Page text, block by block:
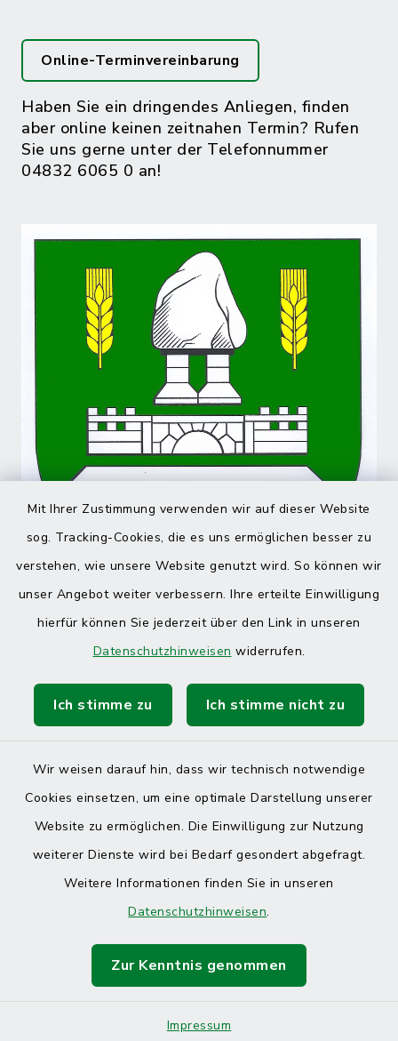
Mit Ihrer Zustimmung verwenden wir auf dieser Website
sog. Tracking-Cookies, die es uns ermöglichen besser zu
verstehen, wie unsere Website genutzt wird. So können wir
unser Angebot weiter verbessern. Ihre erteilte Einwilligung
hierfür können Sie jederzeit über den Link in unseren
Datenschutzhinweisen widerrufen.
Ich stimme zu Ich stimme nicht zu
Wir weisen darauf hin, dass wir technisch notwendige
Cookies einsetzen, um eine optimale Darstellung unserer
Website zu ermöglichen. Die Einwilligung zur Nutzung
weiterer Dienste wird bei Bedarf gesondert abgefragt.
Weitere Informationen finden Sie in unseren
Datenschutzhinweisen.
Zur Kenntnis genommen
Impressum
Online-Terminvereinbarung
Haben Sie ein dringendes Anliegen, finden
aber online keinen zeitnahen Termin? Rufen
Sie uns gerne unter der Telefonnummer
04832 6065 0 an!
Kontakt
Datenschutz
Impressum
Sitemap
Cookie-Einstellungen